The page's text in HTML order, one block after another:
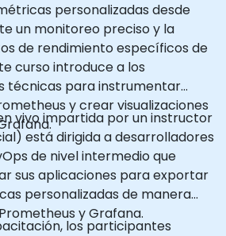
personalizadas desde
un monitoreo preciso y la
de rendimiento específicos de
curso introduce a los
técnicas para instrumentar
y crear visualizaciones
vivo impartida por un instructor
está dirigida a desarrolladores
de nivel intermedio que
sus aplicaciones para exportar
personalizadas de manera
y Grafana.
los participantes